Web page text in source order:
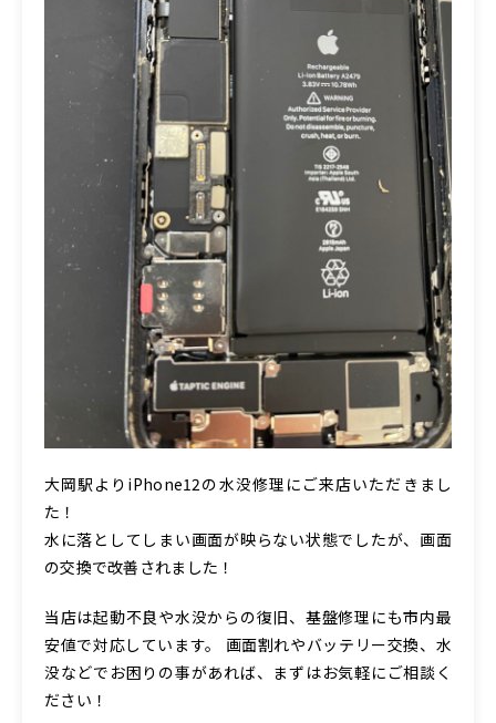
大岡駅よりiPhone12の水没修理にご来店いただきまし
た！
水に落としてしまい画面が映らない状態でしたが、画面
の交換で改善されました！
当店は起動不良や水没からの復旧、基盤修理にも市内最
安値で対応しています。 画面割れやバッテリー交換、水
没などでお困りの事があれば、まずはお気軽にご相談く
ださい！